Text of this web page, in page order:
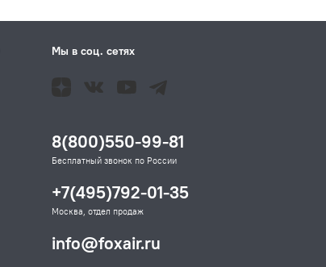
Мы в соц. сетях
8(800)550-99-81
Бесплатный звонок по России
+7(495)792-01-35
Москва, отдел продаж
info@foxair.ru